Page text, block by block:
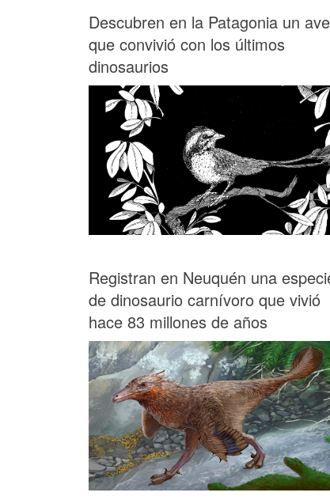
Descubren en la Patagonia un ave
que convivió con los últimos
dinosaurios
Registran en Neuquén una
de dinosaurio carnívoro que vivió
hace 83 millones de años